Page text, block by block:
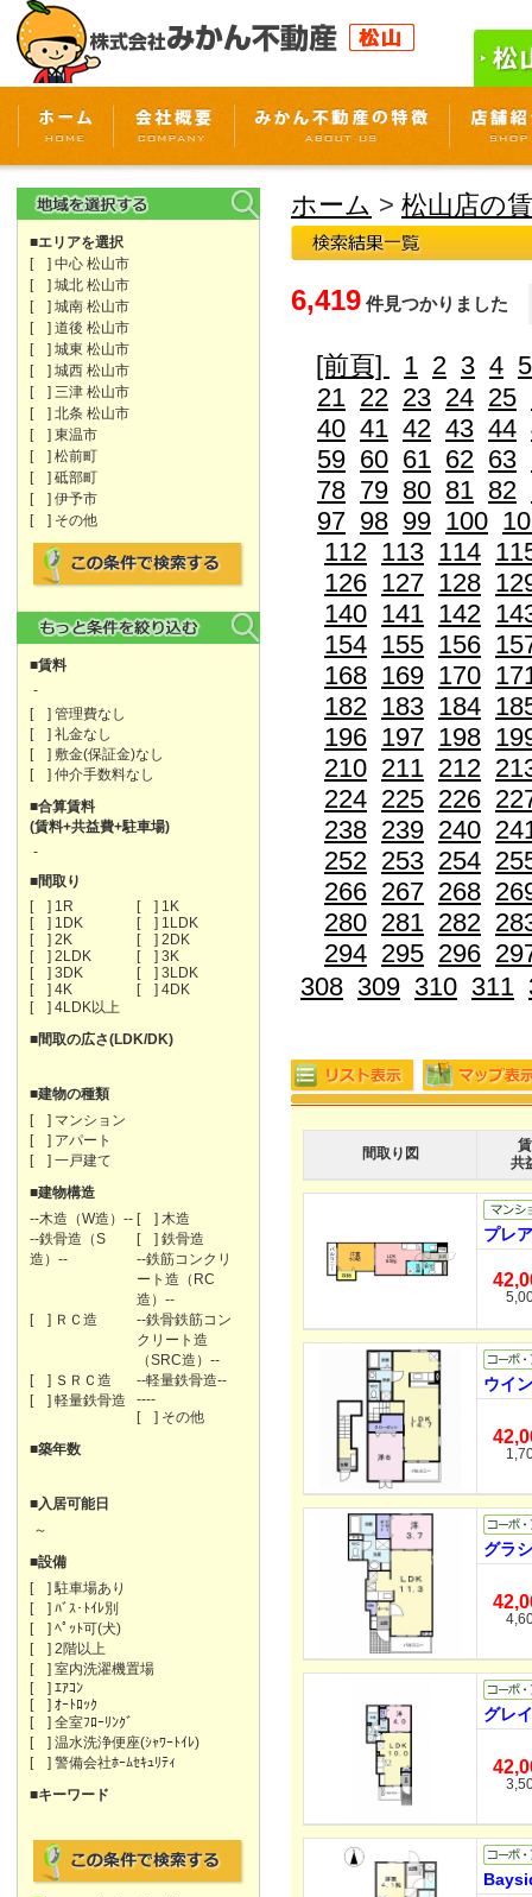
■エリアを選択
[ ] 中心 松山市
[ ] 城北 松山市
[ ] 城南 松山市
[ ] 道後 松山市
[ ] 城東 松山市
[ ] 城西 松山市
[ ] 三津 松山市
[ ] 北条 松山市
[ ] 東温市
[ ] 松前町
[ ] 砥部町
[ ] 伊予市
[ ] その他
■賃料
-
[ ] 管理費なし
[ ] 礼金なし
[ ] 敷金(保証金)なし
[ ] 仲介手数料なし
■合算賃料
(賃料+共益費+駐車場)
-
■間取り
[ ] 1R
[ ] 1K
[ ] 1DK
[ ] 1LDK
[ ] 2K
[ ] 2DK
[ ] 2LDK
[ ] 3K
[ ] 3DK
[ ] 3LDK
[ ] 4K
[ ] 4DK
[ ] 4LDK以上
■間取の広さ(LDK/DK)
■建物の種類
[ ] マンション
[ ] アパート
[ ] 一戸建て
■建物構造
--木造（W造）-- [ ] 木造
--鉄骨造（S
造）--
[ ] 鉄骨造
--鉄筋コンクリ
ート造（RC
造）--
[ ] ＲＣ造
--鉄骨鉄筋コン
クリート造
（SRC造）--
[ ] ＳＲＣ造
--軽量鉄骨造--
[ ] 軽量鉄骨造
----
[ ] その他
■築年数
■入居可能日
～
■設備
[ ] 駐車場あり
[ ] ﾊﾞｽ･ﾄｲﾚ別
[ ] ﾍﾟｯﾄ可(犬)
[ ] 2階以上
[ ] 室内洗濯機置場
[ ] ｴｱｺﾝ
[ ] ｵｰﾄﾛｯｸ
[ ] 全室ﾌﾛｰﾘﾝｸﾞ
[ ] 温水洗浄便座(ｼｬﾜｰﾄｲﾚ)
[ ] 警備会社ﾎｰﾑｾｷｭﾘﾃｨ
■キーワード
ホーム > 松山店の
6,419 件見つかりました
[前頁] 1 2 3 4 5
21 22 23 24 25
40 41 42 43 44
59 60 61 62 63
78 79 80 81 82
97 98 99 100
112 113 114
126 127 128
140 141 142
154 155 156
168 169 170
182 183 184
196 197 198
210 211 212
224 225 226
238 239 240
252 253 254
266 267 268
280 281 282
294 295 296
308 309 310 311
間取り図
共
プレ
ウイ
グラ
グレ